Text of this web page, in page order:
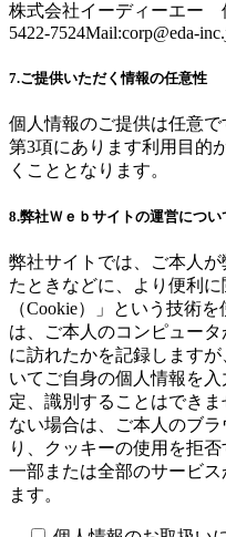
株式会社イーディーエー
5422-7524Mail:corp@eda-
7.ご提供いただく情報の任意性
個人情報のご提供は任意で
第3項にあります利用目的
くこととなります。
8.弊社Ｗｅｂサイトの運営につい
弊社サイトでは、ご本人
たときなどに、より便利
（Cookie）」という技術
は、ご本人のコンピュー
に訪れたかを記録します
いてご自身の個人情報を
定、識別することはでき
ない場合は、ご本人のブ
り、クッキーの使用を拒
一部または全部のサービ
ます。